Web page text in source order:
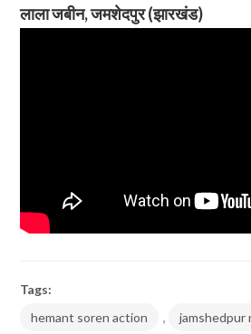
लाला जबीन, जमशेदपुर (झारखंड)
Tags:
hemant soren action
, jamshedpur